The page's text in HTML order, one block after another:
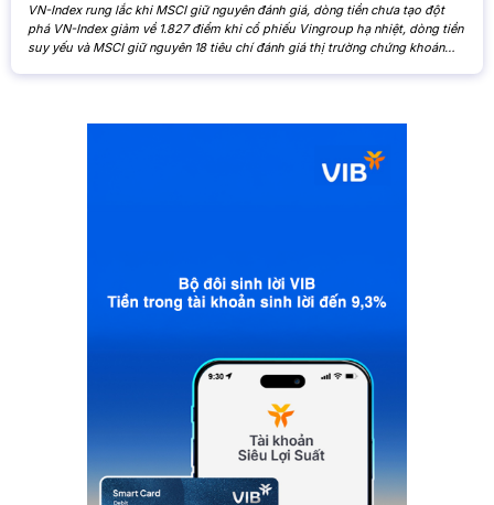
VN-Index rung lắc khi MSCI giữ nguyên đánh giá, dòng tiền chưa tạo đột
phá VN-Index giảm về 1.827 điểm khi cổ phiếu Vingroup hạ nhiệt, dòng tiền
suy yếu và MSCI giữ nguyên 18 tiêu chí đánh giá thị trường chứng khoán